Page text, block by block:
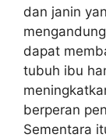
dan janin
dapat
tubuh ibu
berperan
Sementara